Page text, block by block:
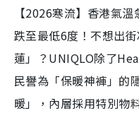
【2026寒流】香港氣
跌至最低6度！不想出
蓮」？UNIQLO除了
民譽為「保暖神褲」的
暖」，內層採用特別物